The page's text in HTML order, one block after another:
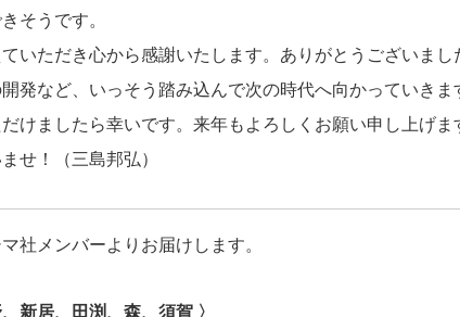
そうです。
いただき心から感謝いたします。ありがとうございまし
発など、いっそう踏み込んで次の時代へ向かっていきま
けましたら幸いです。来年もよろしくお願い申し上げ
せ！（三島邦弘）
社メンバーよりお届けします。
新居、田渕、森、須賀 〉